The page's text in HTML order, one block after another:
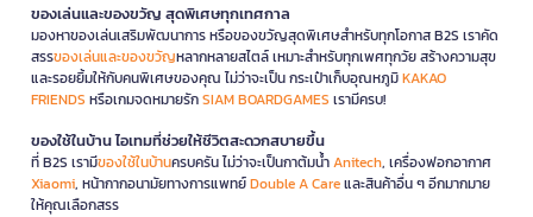
ของเล่นและของขวัญ สุดพิเศษทุกเทศกาล
มองหาของเล่นเสริมพัฒนาการ หรือของขวัญสุดพิเศษสำหรับทุกโอกาส B2S เราคัด
สรรของเล่นและของขวัญหลากหลายสไตล์ เหมาะสำหรับทุกเพศทุกวัย สร้างความสุข
และรอยยิ้มให้กับคนพิเศษของคุณ ไม่ว่าจะเป็น กระเป๋าเก็บอุณหภูมิKAKAO
FRIENDS หรือเกมจดหมายรักSIAM BOARDGAMES เรามีครบ!
ของใช้ในบ้าน ไอเทมที่ช่วยให้ชีวิตสะดวกสบายขึ้น
ที่ B2S เรามีของใช้ในบ้านครบครัน ไม่ว่าจะเป็นกาต้มน้ำAnitech, เครื่องฟอกอากาศ
Xiaomi, หน้ากากอนามัยทางการแพทย์Double A Careและสินค้าอื่น ๆ อีกมากมาย
ให้คุณเลือกสรร